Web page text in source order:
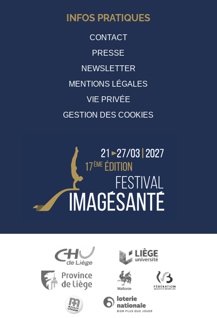
INFOS PRATIQUES
CONTACT
PRESSE
NEWSLETTER
MENTIONS LÉGALES
VIE PRIVÉE
GESTION DES COOKIES